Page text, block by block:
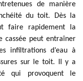
de manière
du toit. Dès la
faire rapidement la
cassée peut entraîner
infiltrations d’eau à
sur le toit. Il y a
qui provoquent le